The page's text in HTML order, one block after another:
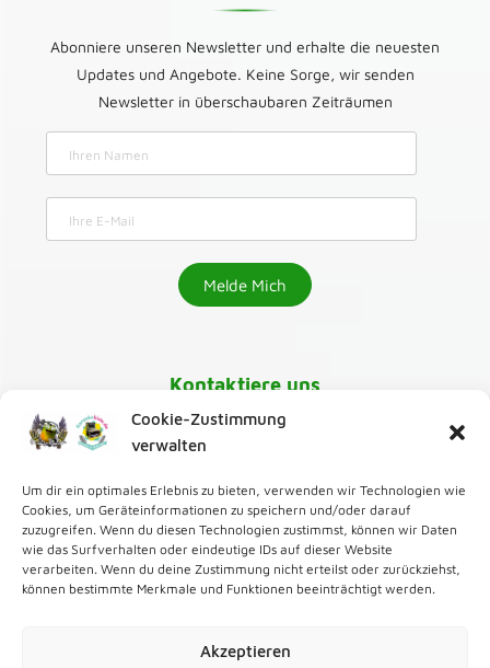
Cookie-Zustimmung
verwalten
Um dir ein optimales Erlebnis zu bieten, verwenden wir Technologien wie
Cookies, um Geräteinformationen zu speichern und/oder darauf
zuzugreifen. Wenn du diesen Technologien zustimmst, können wir Daten
wie das Surfverhalten oder eindeutige IDs auf dieser Website
verarbeiten. Wenn du deine Zustimmung nicht erteilst oder zurückziehst,
können bestimmte Merkmale und Funktionen beeinträchtigt werden.
Akzeptieren
Abonniere unseren Newsletter und erhalte die neuesten
Updates und Angebote. Keine Sorge, wir senden
Newsletter in überschaubaren Zeiträumen
Kontaktiere uns
030-218 01 070
karaoke@greenmango24.de ,
Zur Karaoke Bar
Zum Karaoke Verleih